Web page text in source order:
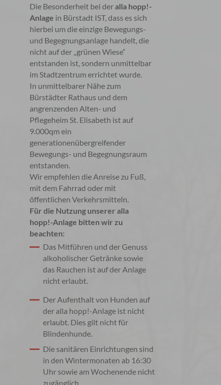
Die Besonderheit bei deralla hopp!-
Anlage in Bürstadt IST, dass es sich
hierbei um die einzige Bewegungs-
und Begegnungsanlage handelt, die
nicht auf der „grünen Wiese“
entstanden ist, sondern unmittelbar
im Stadtzentrum errichtet wurde.
In unmittelbarer Nähe zum
Bürstädter Rathaus und dem
angrenzenden Alten- und
Pflegeheim St. Elisabeth ist auf
9.000qm ein
generationenübergreifender
Bewegungs- und Begegnungsraum
entstanden.
Wir empfehlen die Anreise zu Fuß,
mit dem Fahrrad oder mit
öffentlichen Verkehrsmitteln.
Für die Nutzung unserer alla
hopp!-Anlage bitten wir zu
beachten:
Das Mitführen und der Genuss
alkoholischer Getränke sowie
das Rauchen ist auf der Anlage
nicht erlaubt.
Der Aufenthalt von Hunden auf
der alla hopp!-Anlage ist nicht
erlaubt. Dies gilt nicht für
Blindenhunde.
Die sanitären Einrichtungen sind
in den Wintermonaten ab 16:30
Uhr sowie am Wochenende nicht
zugänglich